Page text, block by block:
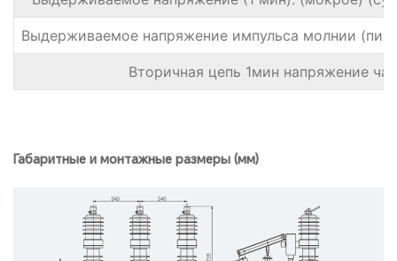
Выдерживаемое напряжение импульса молнии
Вторичная цепь 1мин напряжение
Габаритные и монтажные размеры (мм)